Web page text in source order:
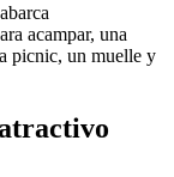
acampar, una
picnic, un muelle y